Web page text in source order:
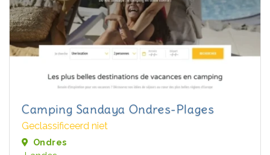
Camping Sandaya Ondres-Plages
Geclassificeerd niet
Ondres